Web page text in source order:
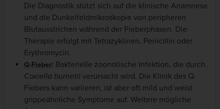
Die Diagnostik stützt sich auf die klinische Anamnese
und die Dunkelfeldmikroskopie von peripheren
Blutausstrichen während der Fieberphasen. Die
Therapie erfolgt mit Tetrazyklinen, Penicillin oder
Erythromycin.
Q-Fieber: Bakterielle zoonotische Infektion, die durch
Coxiella burnetii verursacht wird. Die Klinik des Q-
Fiebers kann variieren, ist aber oft mild und weist
grippeähnliche Symptome auf. Weitere mögliche